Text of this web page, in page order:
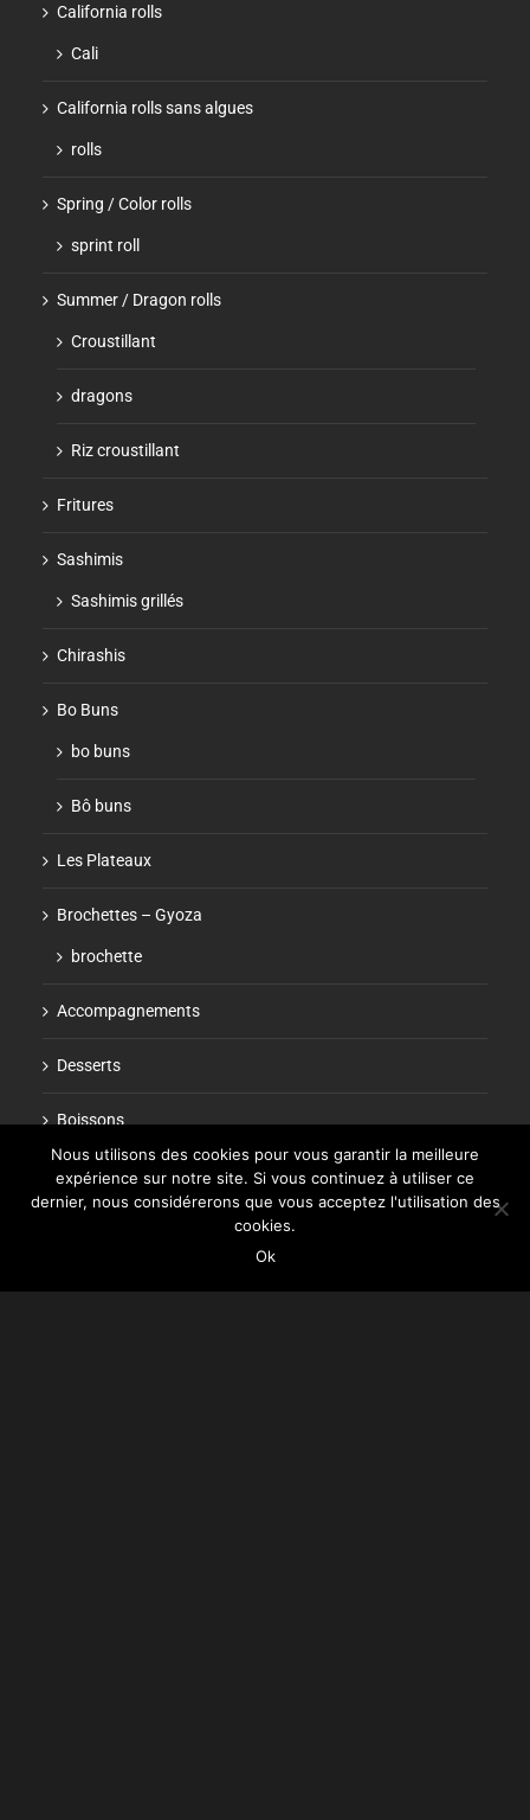
California rolls
Cali
California rolls sans algues
rolls
Spring / Color rolls
sprint roll
Summer / Dragon rolls
Croustillant
dragons
Riz croustillant
Fritures
Sashimis
Sashimis grillés
Chirashis
Bo Buns
bo buns
Bô buns
Les Plateaux
Brochettes – Gyoza
brochette
Accompagnements
Desserts
Boissons
Nous utilisons des cookies pour vous garantir la meilleure
expérience sur notre site. Si vous continuez à utiliser ce
dernier, nous considérerons que vous acceptez l'utilisation des
cookies.
Ok